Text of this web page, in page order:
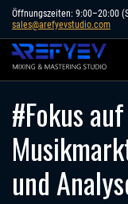
Skip
content
Öffnungszeiten: 9:00–20:00
sales@arefyevstudio.com
#Fokus
und